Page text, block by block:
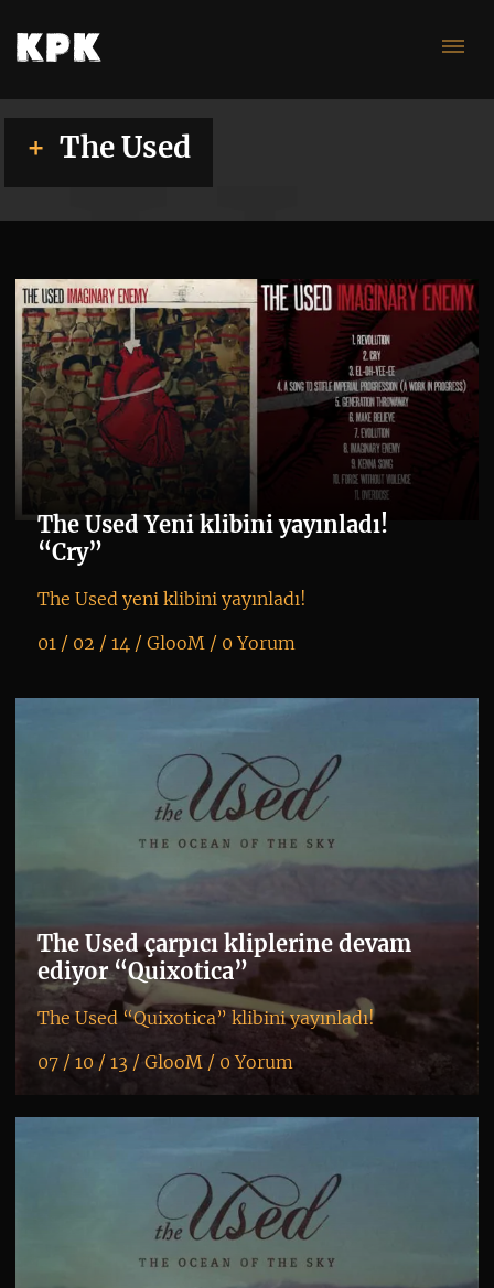
The Used
The Used Yeni klibini yayınladı!
“Cry”
The Used yeni klibini yayınladı!
01 / 02 / 14 / GlooM/ 0 Yorum
The Used çarpıcı kliplerine devam
ediyor “Quixotica”
The Used “Quixotica” klibini yayınladı!
07 / 10 / 13 /GlooM/ 0 Yorum
K+